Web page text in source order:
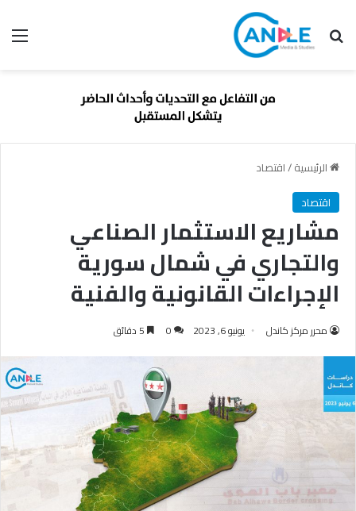
بحث عن
الرئيسية/اقتصاد
اقتصاد
مشاريع الاستثمار الصناعي
والتجاري في شمال سورية
الإجراءات القانونية والفنية
محرر مركز كاندل يونيو 6, 2023 0